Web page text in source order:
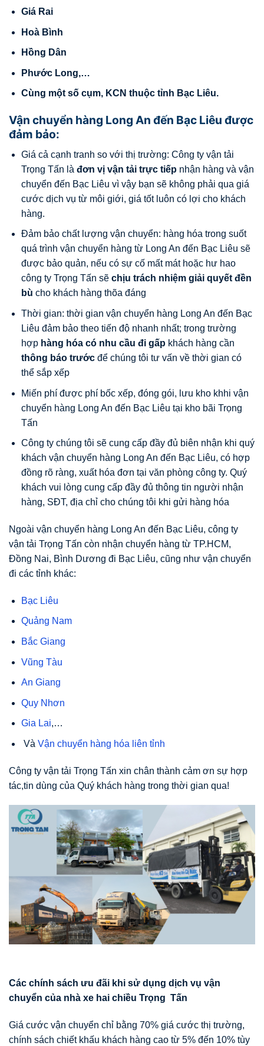
Giá Rai
Hoà Bình
Hồng Dân
Phước Long,…
Cùng một sốcụm, KCN thuộc tỉnh Bạc Liêu.
Vận chuyển hàng Long An đến Bạc Liêu được
đảm bảo:
Giá cả cạnh tranh so với thị trường: Công ty vận tải
Trọng Tấn là đơn vịvận tải trực tiếpnhận hàng và vận
chuyển đến Bạc Liêu vì vậy bạn sẽ không phải qua giá
cước dịch vụ từ môi giới, giá tốt luôn có lợi cho khách
hàng.
Đảm bảo chất lượng vận chuyển: hàng hóa trong suốt
quá trình vận chuyển hàng từ Long An đến Bạc Liêu sẽ
được bảo quản, nếu có sự cố mất mát hoặc hư hao
công ty Trọng Tấn sẽ chịu trách nhiệm giải quyết đền
bù cho khách hàng thõa đáng
Thời gian: thời gian vận chuyển hàng Long An đến Bạc
Liêu đảm bảo theo tiến độ nhanh nhất; trong trường
hợp hàng hóa có nhu cầu đi gấpkhách hàng cần
thông báo trướcđể chúng tôi tư vấn về thời gian có
thể sắp xếp
Miến phí được phí bốc xếp, đóng gói, lưu kho khhi vận
chuyển hàng Long An đến Bạc Liêu tại kho bãi Trọng
Tấn
Công ty chúng tôi sẽ cung cấp đầy đủ biên nhận khi quý
khách vận chuyển hàng Long An đến Bạc Liêu, có hợp
đồng rõ ràng, xuất hóa đơn tại văn phòng công ty. Quý
khách vui lòng cung cấp đầy đủ thông tin người nhận
hàng, SĐT, địa chỉ cho chúng tôi khi gửi hàng hóa
Ngoài vận chuyển hàng Long An đến Bạc Liêu, công ty
vận tải Trọng Tấn còn nhận chuyển hàng từ TP.HCM,
Đồng Nai, Bình Dương đi Bạc Liêu, cũng như vận chuyển
đi các tỉnh khác:
Bạc Liêu
Quảng Nam
Bắc Giang
Vũng Tàu
An Giang
Quy Nhơn
Gia Lai,…
Và Vận chuyển hàng hóa liên tỉnh
Công ty vận tải Trọng Tấn xin chân thành cảm ơn sự hợp
tác,tin dùng của Quý khách hàng trong thời gian qua!
Các chính sách ưu đãi khi sử d ụng d ịch vụ vận
chuyển của nhà xe hai chiều Trọng Tấn
Giá cước vận chuyển chỉ bằng 70% giá cước thị trường,
chính sách chiết khấu khách hàng cao từ 5% đến 10% tùy